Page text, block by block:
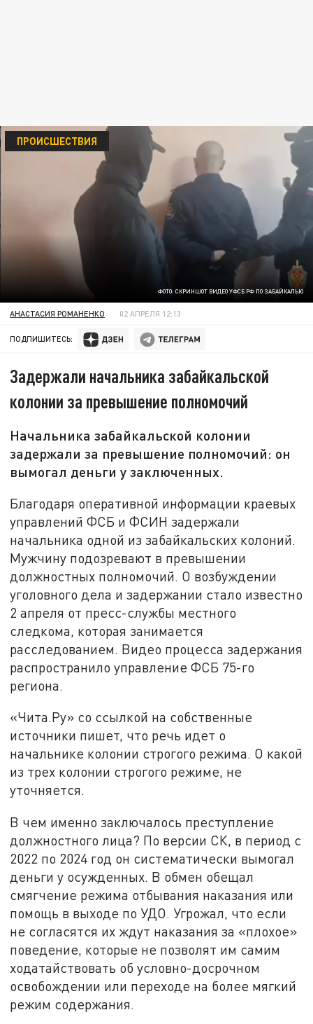
ФОТО: СКРИНШОТ ВИДЕО УФСБ РФ ПО ЗАБАЙКАЛЬЮ
ПРОИСШЕСТВИЯ
АНАСТАСИЯ РОМАНЕНКО 02 АПРЕЛЯ 12:13
ПОДПИШИТЕСЬ:
Задержали начальника забайкальской
колонии за превышение полномочий
Начальника забайкальской колонии
задержали за превышение полномочий: он
вымогал деньги у заключенных.
Благодаря оперативной информации краевых
управлений ФСБ и ФСИН задержали
начальника одной из забайкальских колоний.
Мужчину подозревают в превышении
должностных полномочий. О возбуждении
уголовного дела и задержании стало известно
2 апреля от пресс-службы местного
следкома, которая занимается
расследованием. Видео процесса задержания
распространило управление ФСБ 75-го
региона.
«Чита.Ру» со ссылкой на собственные
источники пишет, что речь идет о
начальнике колонии строгого режима. О какой
из трех колонии строгого режиме, не
уточняется.
В чем именно заключалось преступление
должностного лица? По версии СК, в период с
2022 по 2024 год он систематически вымогал
деньги у осужденных. В обмен обещал
смягчение режима отбывания наказания или
помощь в выходе по УДО. Угрожал, что если
не согласятся их ждут наказания за «плохое»
поведение, которые не позволят им самим
ходатайствовать об условно-досрочном
освобождении или переходе на более мягкий
режим содержания.